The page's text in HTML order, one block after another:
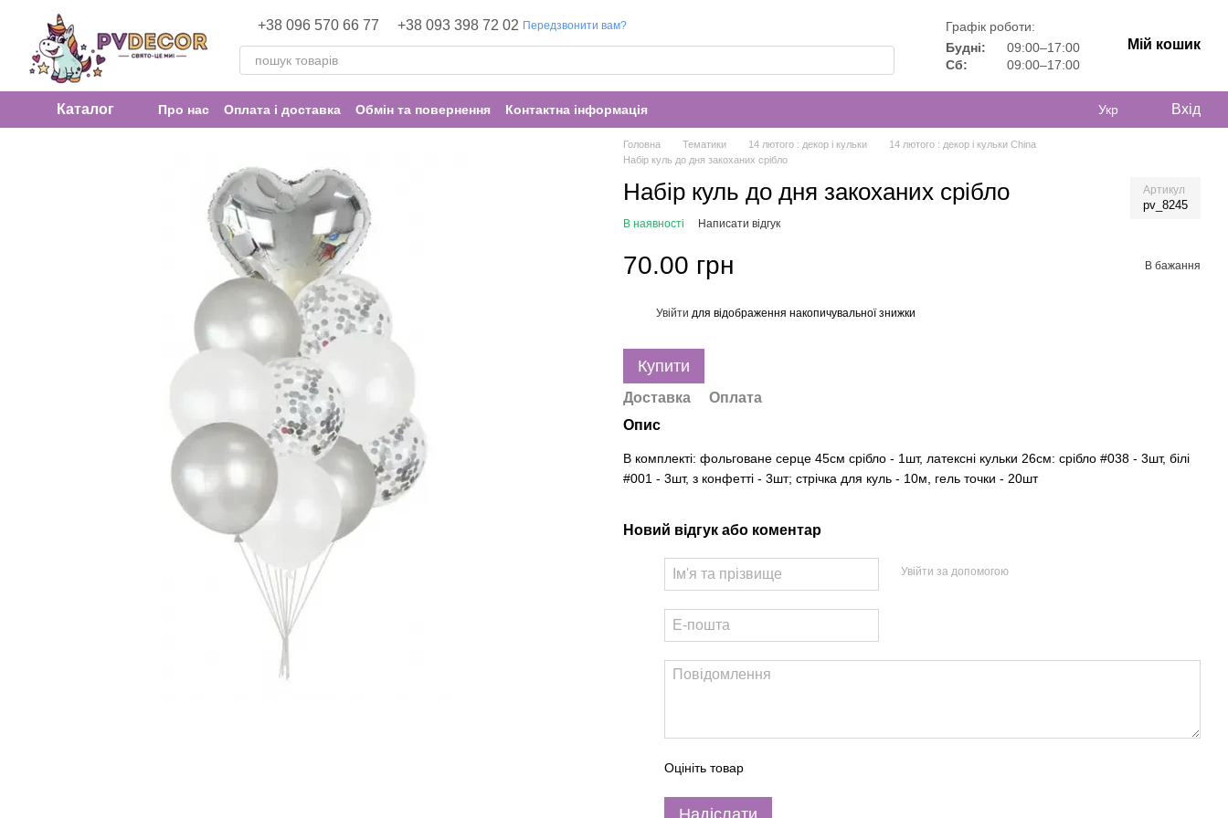
Перейти до основного контенту
+38 096 570 66 77 +38 093 398 72 02 Передзвонити вам?
Графік роботи:
Будні:
09:00–17:00
Сб:
09:00–17:00
Мій кошик
Каталог Про нас Оплата і доставка Обмін та повернення Контактна інформація Укр Вхід
Головна Тематики 14 лютого : декор і кульки
14 лютого : декор і кульки China
Набір куль до дня закоханих срібло
Набір куль до дня закоханих срібло Артикул
pv_8245
В наявності Написати відгук
70.00 грн В бажання
Увійти для відображення накопичувальної знижки
Купити
Доставка
Оплата
Опис
В комплекті: фольговане серце 45см срібло - 1шт, латексні кульки 26см: срібло #038 - 3шт, білі
#001 - 3шт, з конфетті - 3шт; стрічка для куль - 10м, гель точки - 20шт
Новий відгук або коментар
Увійти за допомогою
Оцініть товар
Надіслати